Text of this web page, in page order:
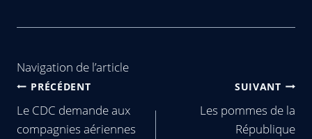
Navigation de l’article
PRÉCÉDENT
Le CDC demande aux
compagnies aériennes
SUIVANT
Les pommes de la
République